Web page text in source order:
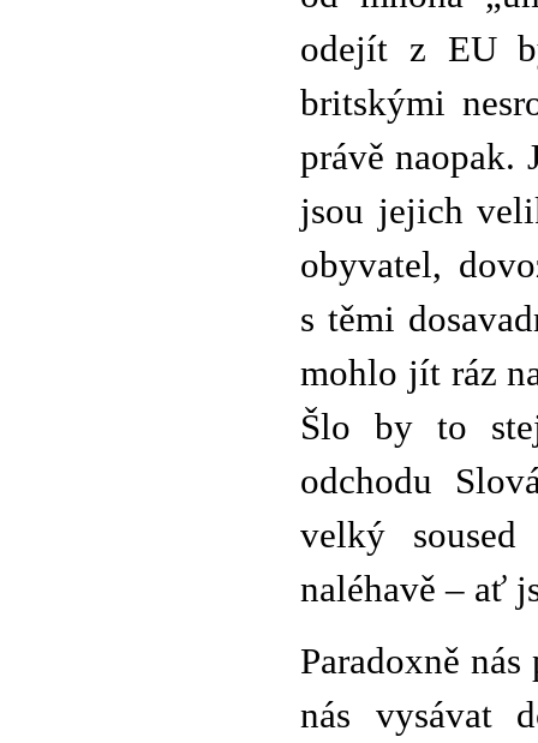
odejít z EU
britskými
právě naopak.
jsou jejich
obyvatel,
s těmi
mohlo jít ráz
Šlo by to
odchodu
velký soused
naléhavě – ať
Paradoxně
nás vysávat